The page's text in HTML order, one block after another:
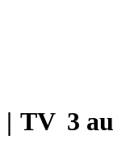
| TV 3